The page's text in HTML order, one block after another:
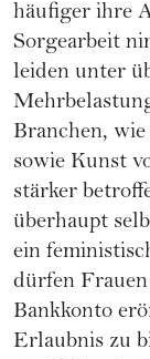
häufiger ihre
Sorgearbeit
leiden unter
Branchen,
sowie Kunst
stärker
überhaupt
ein
dürfen
Bankkonto
Erlaubnis zu